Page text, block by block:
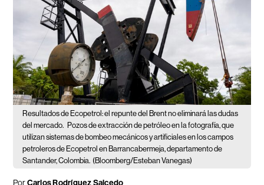
Resultados de Ecopetrol: el repunte del Brent no eliminará las dudas
del mercado. Pozos de extracción de petróleo en la fotografía, que
utilizan sistemas de bombeo mecánicos y artificiales en los campos
petroleros de Ecopetrol en Barrancabermeja, departamento de
Santander, Colombia. (Bloomberg/Esteban Vanegas)
PorCarlos Rodríguez Salcedo